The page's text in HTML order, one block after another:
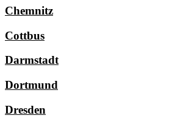
Chemnitz
Cottbus
Darmstadt
Dortmund
Dresden